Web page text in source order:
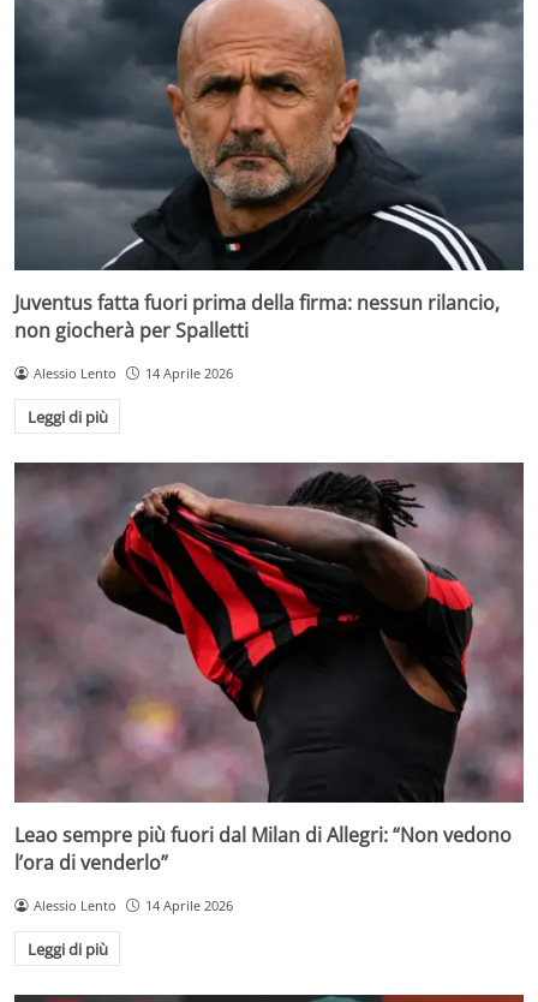
Juventus fatta fuori prima della firma: nessun rilancio,
non giocherà per Spalletti
Alessio Lento 14 Aprile 2026
Leggi di più
Leao sempre più fuori dal Milan di Allegri: “Non vedono
l’ora di venderlo”
Alessio Lento 14 Aprile 2026
Leggi di più